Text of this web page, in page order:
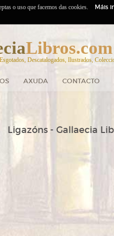
Libros.com
Descatalogados, Ilustrados,
AXUDA CONTACTO
Ligazóns - Gallaecia
o uso que facemos das cookies. Máis